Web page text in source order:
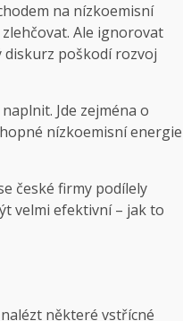
na nízkoemisní
Ale ignorovat
diskurz poškodí rozvoj
Jde zejména o
nízkoemisní energie
české firmy podílely
velmi efektivní – jak to
některé vstřícné